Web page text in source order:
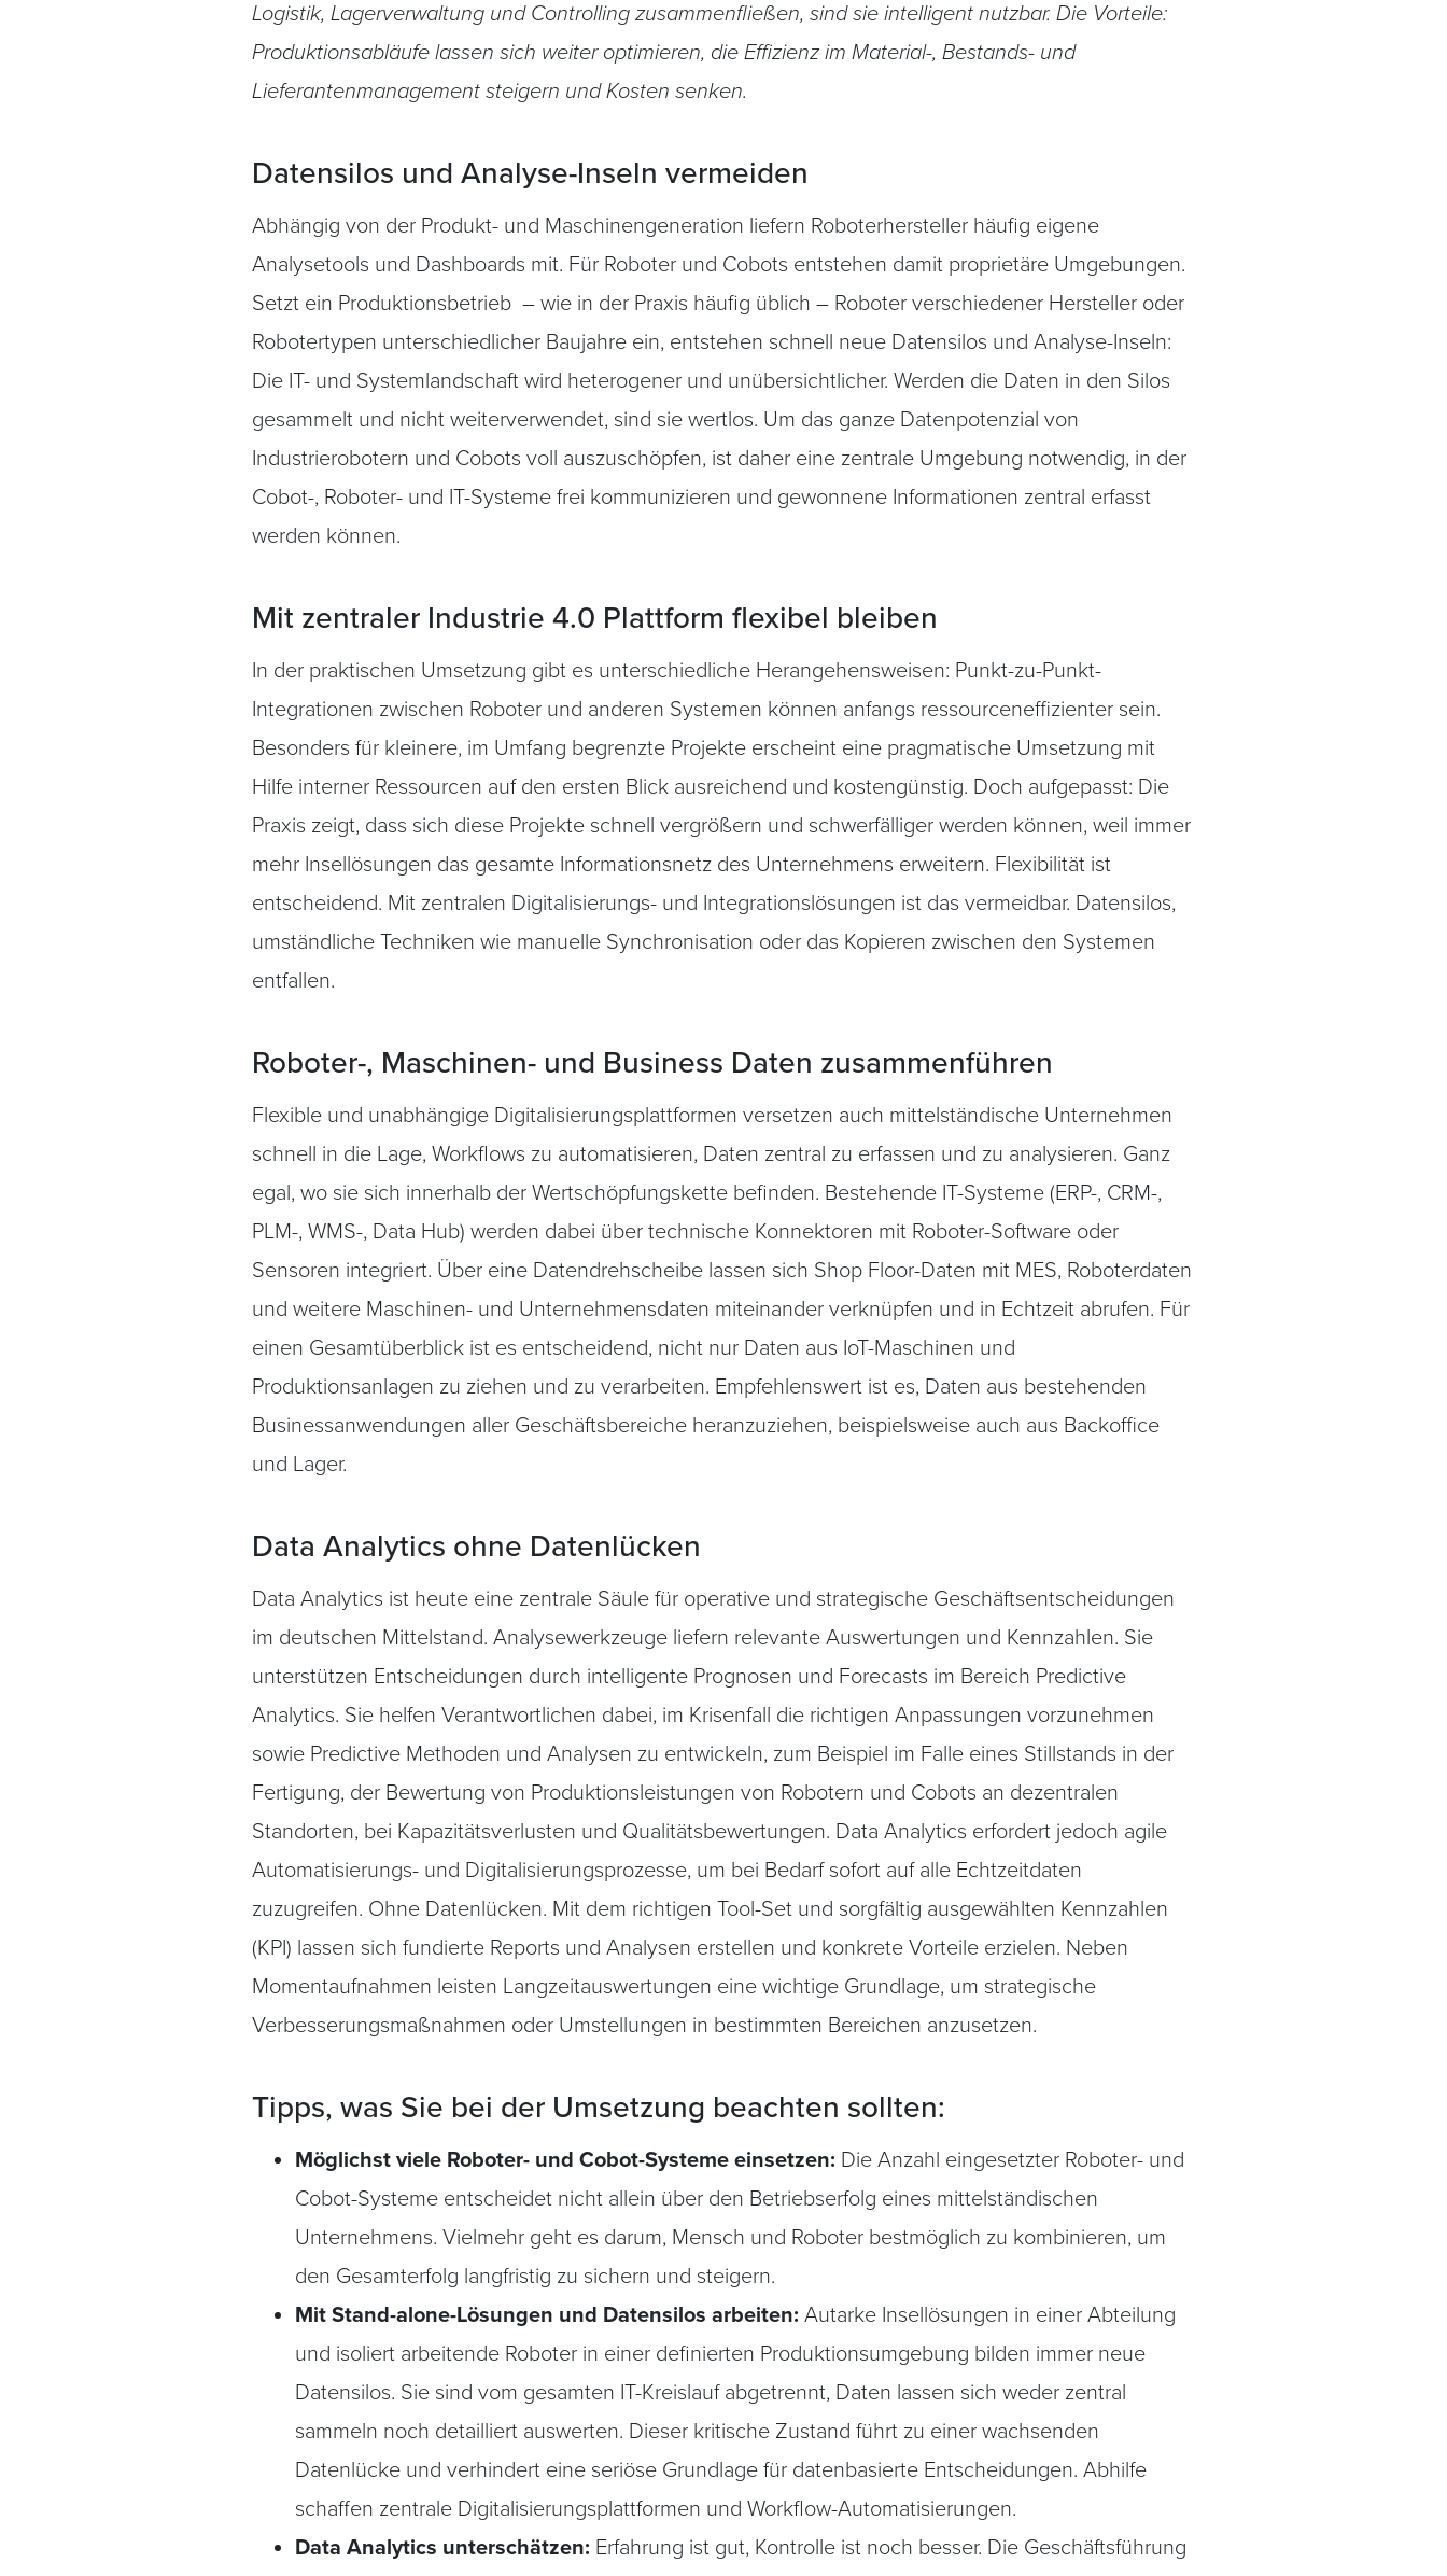
Logistik, Lagerverwaltung und Controlling zusammenfließen, sind sie intelligent nutzbar. Die Vorteile:
Produktionsabläufe lassen sich weiter optimieren, die Effizienz im Material-, Bestands- und
Lieferantenmanagement steigern und Kosten senken.
Datensilos und Analyse-Inseln vermeiden
Abhängig von der Produkt- und Maschinengeneration liefern Roboterhersteller häufig eigene
Analysetools und Dashboards mit. Für Roboter und Cobots entstehen damit proprietäre Umgebungen.
Setzt ein Produktionsbetrieb – wie in der Praxis häufig üblich – Roboter verschiedener Hersteller oder
Robotertypen unterschiedlicher Baujahre ein, entstehen schnell neue Datensilos und Analyse-Inseln:
Die IT- und Systemlandschaft wird heterogener und unübersichtlicher. Werden die Daten in den Silos
gesammelt und nicht weiterverwendet, sind sie wertlos. Um das ganze Datenpotenzial von
Industrierobotern und Cobots voll auszuschöpfen, ist daher eine zentrale Umgebung notwendig, in der
Cobot-, Roboter- und IT-Systeme frei kommunizieren und gewonnene Informationen zentral erfasst
werden können.
Mit zentraler Industrie 4.0 Plattform flexibel bleiben
In der praktischen Umsetzung gibt es unterschiedliche Herangehensweisen: Punkt-zu-Punkt-
Integrationen zwischen Roboter und anderen Systemen können anfangs ressourceneffizienter sein.
Besonders für kleinere, im Umfang begrenzte Projekte erscheint eine pragmatische Umsetzung mit
Hilfe interner Ressourcen auf den ersten Blick ausreichend und kostengünstig. Doch aufgepasst: Die
Praxis zeigt, dass sich diese Projekte schnell vergrößern und schwerfälliger werden können, weil immer
mehr Insellösungen das gesamte Informationsnetz des Unternehmens erweitern. Flexibilität ist
entscheidend. Mit zentralen Digitalisierungs- und Integrationslösungen ist das vermeidbar. Datensilos,
umständliche Techniken wie manuelle Synchronisation oder das Kopieren zwischen den Systemen
entfallen.
Roboter-, Maschinen- und Business Daten zusammenführen
Flexible und unabhängige Digitalisierungsplattformen versetzen auch mittelständische Unternehmen
schnell in die Lage, Workflows zu automatisieren, Daten zentral zu erfassen und zu analysieren. Ganz
egal, wo sie sich innerhalb der Wertschöpfungskette befinden. Bestehende IT-Systeme (ERP-, CRM-,
PLM-, WMS-, Data Hub) werden dabei über technische Konnektoren mit Roboter-Software oder
Sensoren integriert. Über eine Datendrehscheibe lassen sich Shop Floor-Daten mit MES, Roboterdaten
und weitere Maschinen- und Unternehmensdaten miteinander verknüpfen und in Echtzeit abrufen. Für
einen Gesamtüberblick ist es entscheidend, nicht nur Daten aus IoT-Maschinen und
Produktionsanlagen zu ziehen und zu verarbeiten. Empfehlenswert ist es, Daten aus bestehenden
Businessanwendungen aller Geschäftsbereiche heranzuziehen, beispielsweise auch aus Backoffice
und Lager.
Data Analytics ohne Datenlücken
Data Analytics ist heute eine zentrale Säule für operative und strategische Geschäftsentscheidungen
im deutschen Mittelstand. Analysewerkzeuge liefern relevante Auswertungen und Kennzahlen. Sie
unterstützen Entscheidungen durch intelligente Prognosen und Forecasts im Bereich Predictive
Analytics. Sie helfen Verantwortlichen dabei, im Krisenfall die richtigen Anpassungen vorzunehmen
sowie Predictive Methoden und Analysen zu entwickeln, zum Beispiel im Falle eines Stillstands in der
Fertigung, der Bewertung von Produktionsleistungen von Robotern und Cobots an dezentralen
Standorten, bei Kapazitätsverlusten und Qualitätsbewertungen. Data Analytics erfordert jedoch agile
Automatisierungs- und Digitalisierungsprozesse, um bei Bedarf sofort auf alle Echtzeitdaten
zuzugreifen. Ohne Datenlücken. Mit dem richtigen Tool-Set und sorgfältig ausgewählten Kennzahlen
(KPI) lassen sich fundierte Reports und Analysen erstellen und konkrete Vorteile erzielen. Neben
Momentaufnahmen leisten Langzeitauswertungen eine wichtige Grundlage, um strategische
Verbesserungsmaßnahmen oder Umstellungen in bestimmten Bereichen anzusetzen.
Tipps, was Sie bei der Umsetzung beachten sollten:
Möglichst viele Roboter- und Cobot-Systeme einsetzen: Die Anzahl eingesetzter Roboter- und
Cobot-Systeme entscheidet nicht allein über den Betriebserfolg eines mittelständischen
Unternehmens. Vielmehr geht es darum, Mensch und Roboter bestmöglich zu kombinieren, um
den Gesamterfolg langfristig zu sichern und steigern.
Mit Stand-alone-Lösungen und Datensilos arbeiten: Autarke Insellösungen in einer Abteilung
und isoliert arbeitende Roboter in einer definierten Produktionsumgebung bilden immer neue
Datensilos. Sie sind vom gesamten IT-Kreislauf abgetrennt, Daten lassen sich weder zentral
sammeln noch detailliert auswerten. Dieser kritische Zustand führt zu einer wachsenden
Datenlücke und verhindert eine seriöse Grundlage für datenbasierte Entscheidungen. Abhilfe
schaffen zentrale Digitalisierungsplattformen und Workflow-Automatisierungen.
Data Analytics unterschätzen: Erfahrung ist gut, Kontrolle ist noch besser. Die Geschäftsführung